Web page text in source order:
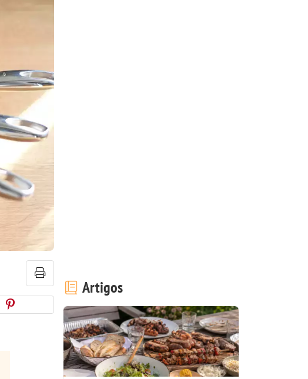
Artigos